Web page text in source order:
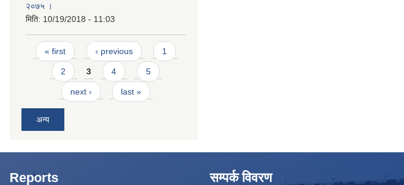
२०७५ ।
मिति: 10/19/2018 - 11:03
Pages
« first ‹ previous 1
2 3 4 5
next › last »
अन्य
Reports सम्पर्क विवरण